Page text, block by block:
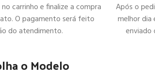
carrinho e finalize a compra
O pagamento será feito
do atendimento.
Após o
melhor dia
enviado
o Modelo